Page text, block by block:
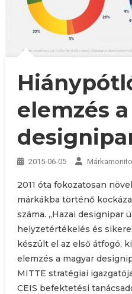
elemzés
2015-06-05
2011 óta fokozatosan
márkákba történő
száma. „Hazai designipar
helyzetértékelés és
készült el az első átfogó,
elemzés a magyar
MITTE stratégiai
CEIS befektetési